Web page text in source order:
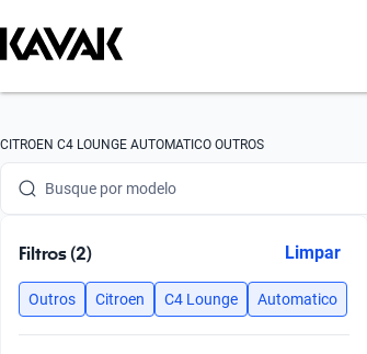
CITROEN C4 LOUNGE AUTOMATICO OUTROS
Busque por marca
Busque por modelo
Busque por ano
Busque por marca
Filtros (2) Limpar
Outros Citroen C4 Lounge Automatico